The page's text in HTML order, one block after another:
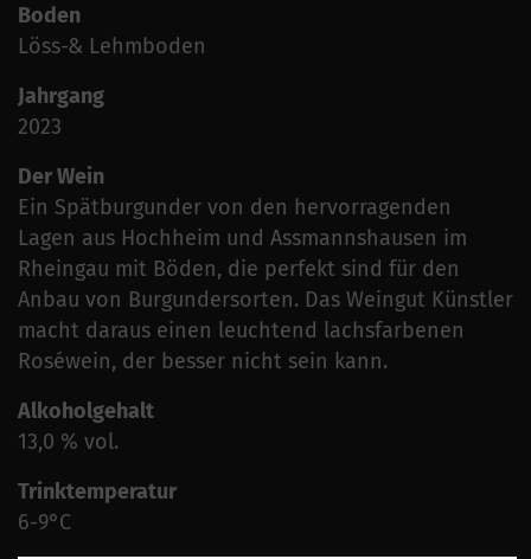
Boden
Löss-& Lehmboden
Jahrgang
2023
Der Wein
Ein Spätburgunder von den hervorragenden
Lagen aus Hochheim und Assmannshausen im
Rheingau mit Böden, die perfekt sind für den
Anbau von Burgundersorten. Das Weingut Künstler
macht daraus einen leuchtend lachsfarbenen
Roséwein, der besser nicht sein kann.
Alkoholgehalt
13,0 % vol.
Trinktemperatur
6-9°C